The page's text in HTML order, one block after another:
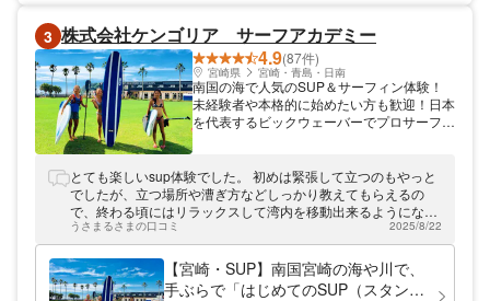
3 株式会社ケンゴリア サーフアカデミー
4.9(87件)
宮崎県 宮崎・青島・日南
南国の海で人気のSUP＆サーフィン体験！
未経験者や本格的に始めたい方も歓迎！日本
を代表するビックウェーバーでプロサーファ
が教えます。初心者も安心の少人数スクール
です。120分の満足プランです。南国宮崎の
海で、サーフィンというスポーツを全身で体
とても楽しいsup体験でした。 初めは緊張して立つのもやっと
でしたが、立つ場所や漕ぎ方などしっかり教えてもらえるの
で、終わる頃にはリラックスして湾内を移動出来るようになり
ました。小6の子供もこわがらず楽しめていました。角さんあ
りがとうございました！ またもし機会があれば、ぜひよろしく
お願いします。
うさまるさまの口コミ 2025/8/22
【宮崎・SUP】南国宮崎の海や川で、
手ぶらで「はじめてのSUP（スタンド